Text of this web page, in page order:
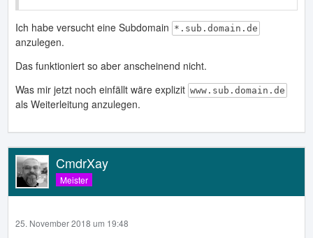
Ich habe versucht eine Subdomain *.sub.domain.de
anzulegen.
Das funktioniert so aber anscheinend nicht.
Was mir jetzt noch einfällt wäre explizit www.sub.domain.de
als Weiterleitung anzulegen.
CmdrXay
Meister
25. November 2018 um 19:48